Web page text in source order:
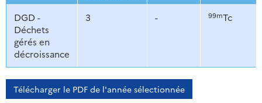
DGD -
Déchets
gérés en
décroissance
3 - 99mTc
Télécharger le PDF de l'année sélectionnée